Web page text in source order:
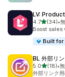
LV:
4.75つ星中
(34)
合計レビュー
•
Boost
Built for
BL 外部リ
5.05つ星中
(18)
合計レビュー
•
外部リンク